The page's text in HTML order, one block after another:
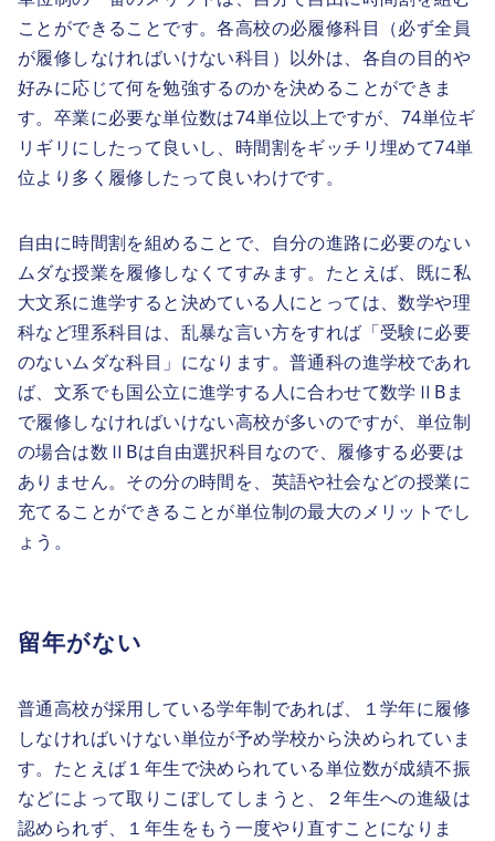
ことができることです。各高校の必履修科目（必ず全員
が履修しなければいけない科目）以外は、各自の目的や
好みに応じて何を勉強するのかを決めることができま
す。卒業に必要な単位数は74単位以上ですが、74単位ギ
リギリにしたって良いし、時間割をギッチリ埋めて74単
位より多く履修したって良いわけです。
自由に時間割を組めることで、自分の進路に必要のない
ムダな授業を履修しなくてすみます。たとえば、既に私
大文系に進学すると決めている人にとっては、数学や理
科など理系科目は、乱暴な言い方をすれば「受験に必要
のないムダな科目」になります。普通科の進学校であれ
ば、文系でも国公立に進学する人に合わせて数学ⅡBま
で履修しなければいけない高校が多いのですが、単位制
の場合は数ⅡBは自由選択科目なので、履修する必要は
ありません。その分の時間を、英語や社会などの授業に
充てることができることが単位制の最大のメリットでし
ょう。
留年がない
普通高校が採用している学年制であれば、１学年に履修
しなければいけない単位が予め学校から決められていま
す。たとえば１年生で決められている単位数が成績不振
などによって取りこぼしてしまうと、２年生への進級は
認められず、１年生をもう一度やり直すことになりま